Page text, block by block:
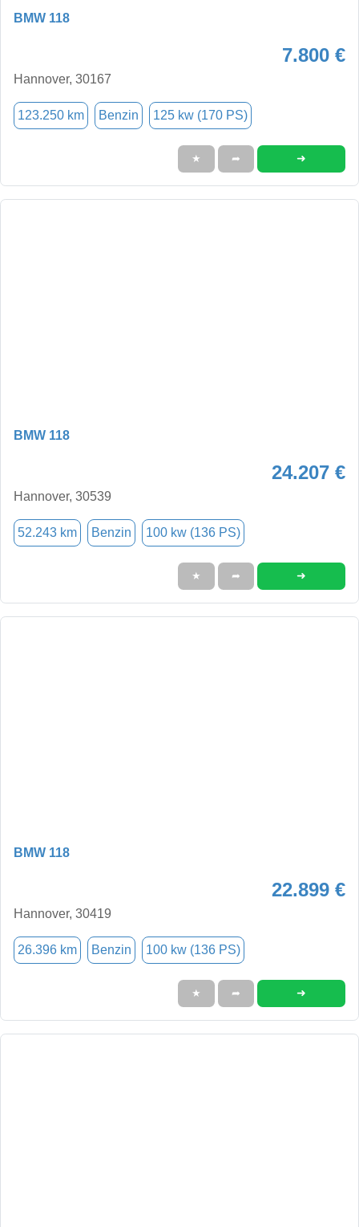
BMW 118
7.800 €
Hannover, 30167
123.250 km Benzin 125 kw (170 PS)
★ ➦ ➜
BMW 118
24.207 €
Hannover, 30539
52.243 km Benzin 100 kw (136 PS)
★ ➦ ➜
BMW 118
22.899 €
Hannover, 30419
26.396 km Benzin 100 kw (136 PS)
★ ➦ ➜